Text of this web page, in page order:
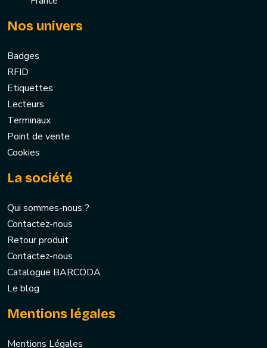
Nos univers
Badges
RFID
Etiquettes
Lecteurs
Terminaux
Point de vente
Cookies
La société
Qui sommes-nous ?
Contactez-nous
Retour produit
Contactez-nous
Catalogue BARCODA
Le blog
Mentions légales
Mentions Légales